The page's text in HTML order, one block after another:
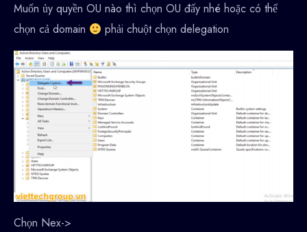
Muốn ủy quyền OU nào thì chọn OU đấy nhé hoặc có thể
chọn cả domain
phải chuột chọn delegation
Chọn Nex->